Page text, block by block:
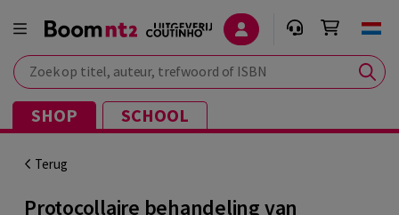
Zoek op titel, auteur, trefwoord of ISBN
SHOP SCHOOL
Terug
Protocollaire behandeling van